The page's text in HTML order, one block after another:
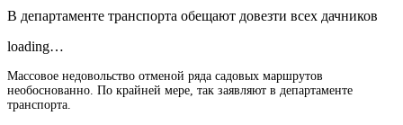
В департаменте транспорта обещают довезти всех дачников
loading…
Массовое недовольство отменой ряда садовых маршрутов
необоснованно. По крайней мере, так заявляют в департаменте
транспорта.